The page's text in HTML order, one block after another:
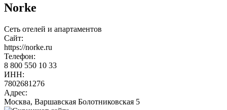
Norke
Сеть отелей и апартаментов
Сайт:
https://norke.ru
Телефон:
8 800 550 10 33
ИНН:
7802681276
Адрес:
Москва, Варшавская Болотниковская 5